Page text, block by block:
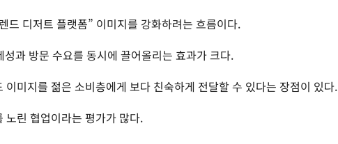
드 디저트 플랫폼” 이미지를 강화하려는 흐름이다.
과 방문 수요를 동시에 끌어올리는 효과가 크다.
이미지를 젊은 소비층에게 보다 친숙하게 전달할 수 있다는 장점이 있다.
노린 협업이라는 평가가 많다.